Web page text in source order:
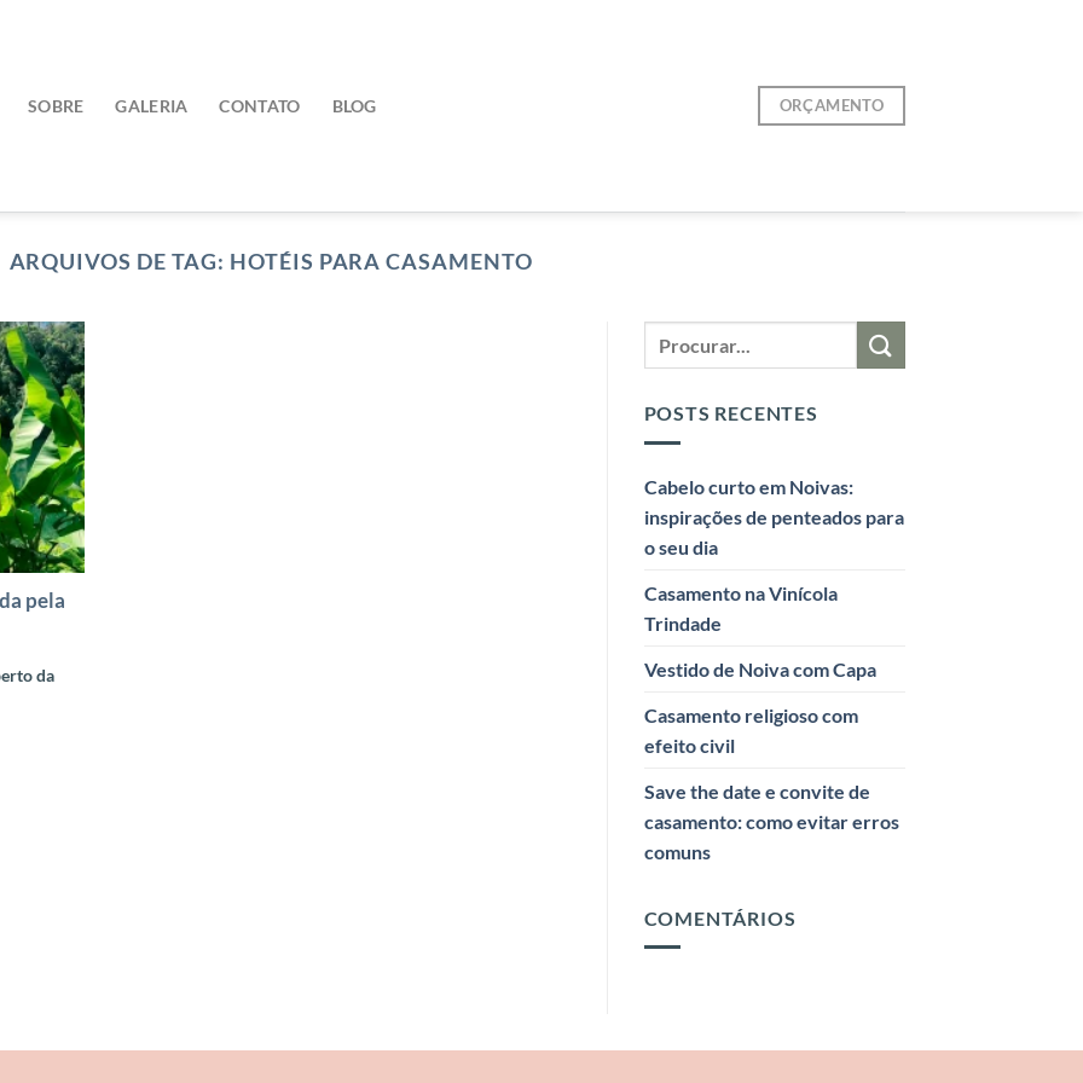
SOBRE GALERIA CONTATO BLOG ORÇAMENTO
ARQUIVOS DE TAG: HOTÉIS PARA CASAMENTO
pela
da
POSTS RECENTES
Cabelo curto em Noivas:
inspirações de penteados para
o seu dia
Casamento na Vinícola
Trindade
Vestido de Noiva com Capa
Casamento religioso com
efeito civil
Save the date e convite de
casamento: como evitar erros
comuns
COMENTÁRIOS